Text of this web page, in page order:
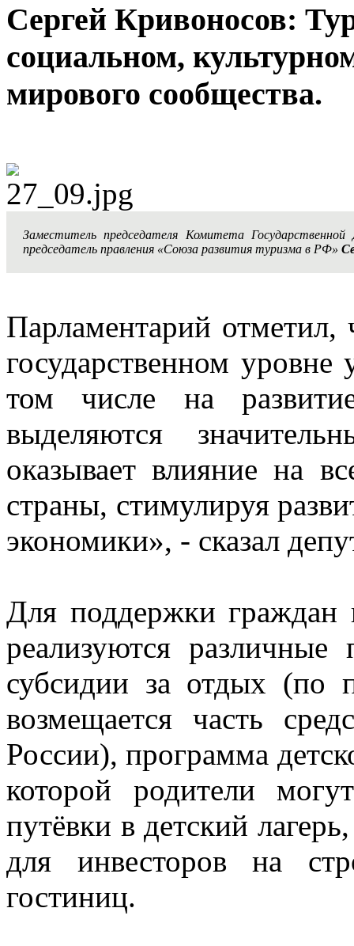
Сергей Кривоносов:
социальном,
мирового сообщества.
Заместитель председателя Комитета
председатель правления «Союза развития туризма в РФ»
Парламентарий
государственном
том числе на
выделяются
оказывает влияние на
страны, стимулируя
экономики», - сказал
Для поддержки граждан
реализуются
субсидии за отдых (по
возмещается часть
России), программа
которой родители
путёвки в детский
для инвесторов на
гостиниц.